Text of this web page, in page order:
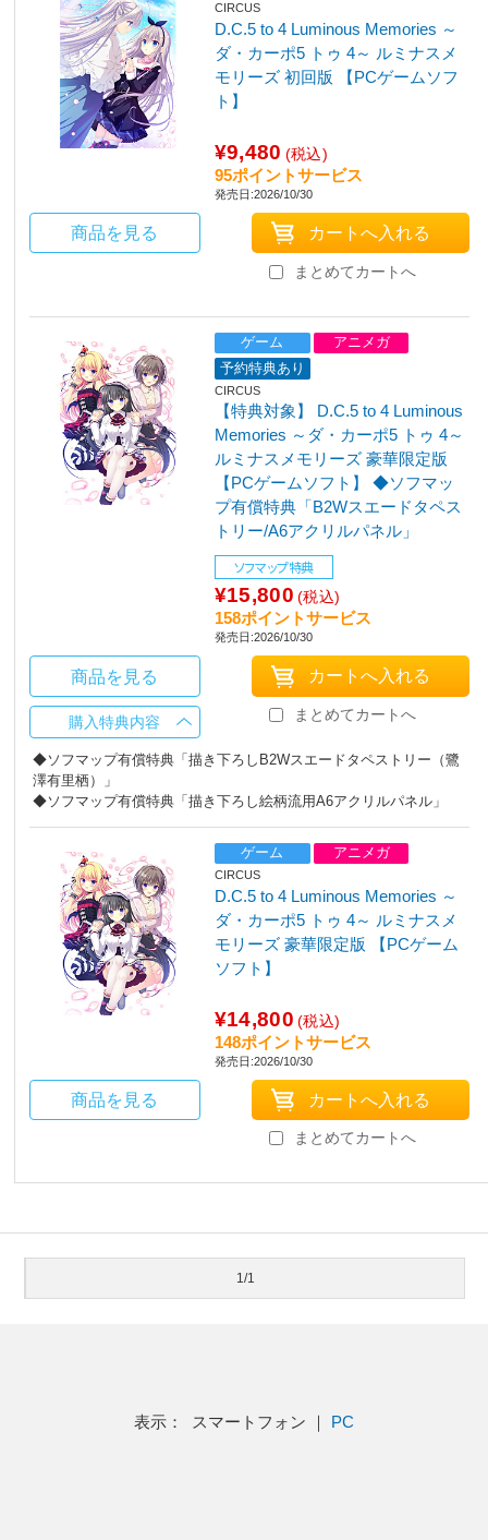
CIRCUS
D.C.5 to 4 Luminous Memories ～
ダ・カーポ5 トゥ 4～ ルミナスメ
モリーズ 初回版 【PCゲームソフ
ト】
¥9,480 (税込)
95ポイントサービス
発売日:2026/10/30
商品を見る
まとめてカートへ
ゲーム
アニメガ
予約特典あり
CIRCUS
【特典対象】 D.C.5 to 4 Luminous
Memories ～ダ・カーポ5 トゥ 4～
ルミナスメモリーズ 豪華限定版
【PCゲームソフト】 ◆ソフマッ
プ有償特典「B2Wスエードタペス
トリー/A6アクリルパネル」
ソフマップ特典
¥15,800 (税込)
158ポイントサービス
発売日:2026/10/30
商品を見る
購入特典内容
◆ソフマップ有償特典「描き下ろしB2Wスエードタペストリー（鷺
澤有里栖）」
◆ソフマップ有償特典「描き下ろし絵柄流用A6アクリルパネル」
まとめてカートへ
ゲーム アニメガ
CIRCUS
D.C.5 to 4 Luminous Memories ～
ダ・カーポ5 トゥ 4～ ルミナスメ
モリーズ 豪華限定版 【PCゲーム
ソフト】
¥14,800 (税込)
148ポイントサービス
発売日:2026/10/30
商品を見る
まとめてカートへ
1/1
表示： スマートフォン ｜ PC